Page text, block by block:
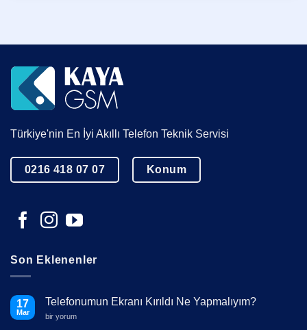
Türkiye'nin En İyi Akıllı Telefon Teknik Servisi
0216 418 07 07 Konum
Son Eklenenler
17
Mar
Telefonumun Ekranı Kırıldı Ne Yapmalıyım?
Telefonumun
bir yorum